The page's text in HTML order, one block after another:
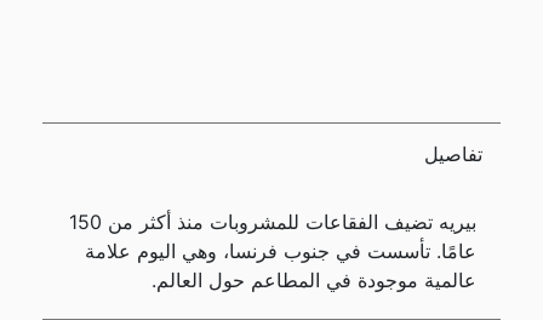
تفاصيل
بيريه تضيف الفقاعات للمشروبات منذ أكثر من 150
عامًا. تأسست في جنوب فرنسا، وهي اليوم علامة
عالمية موجودة في المطاعم حول العالم.